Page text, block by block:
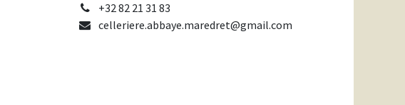
+32 82 21 31 83
celleriere.abbaye.maredret@gmail.com